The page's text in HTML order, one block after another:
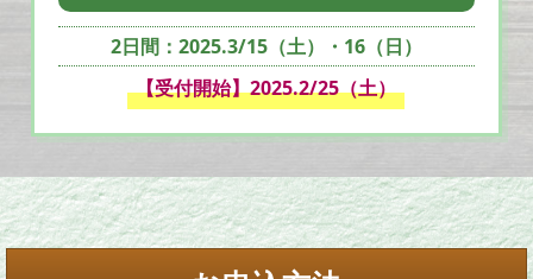
2日間：2025.3/15（土）・16（日）
【受付開始】2025.2/25（土）